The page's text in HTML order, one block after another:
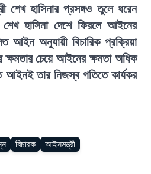
শেখ হাসিনার প্রসঙ্গও তুলে ধরেন
হাসিনা দেশে ফিরলে আইনের
আইন অনুযায়ী বিচারিক প্রক্রিয়া
ক্ষমতার চেয়ে আইনের ক্ষমতা অধিক
আইনই তার নিজস্ব গতিতে কার্যকর
বিচারক আইনমন্ত্রী